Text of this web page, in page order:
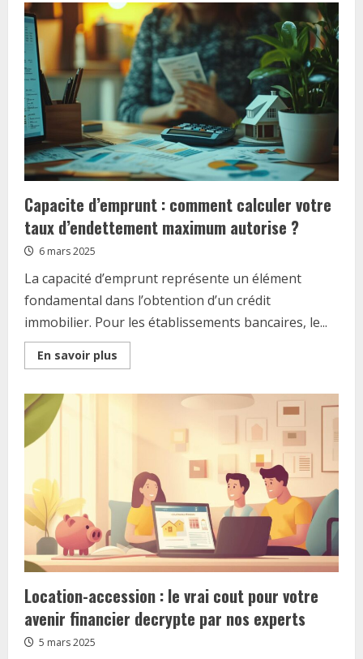
des
allees
elegantes
avec
le
beton
desactive
avis
et
prix
au
m2
des
professionnels
Capacite d’emprunt : comment calculer votre
taux d’endettement maximum autorise ?
6 mars 2025
La capacité d’emprunt représente un élément
fondamental dans l’obtention d’un crédit
immobilier. Pour les établissements bancaires, le...
En savoir plus
more
d’endettement
maximum
autorise
?
Location-accession : le vrai cout pour votre
avenir financier decrypte par nos experts
5 mars 2025